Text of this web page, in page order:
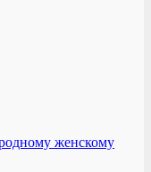
женскому